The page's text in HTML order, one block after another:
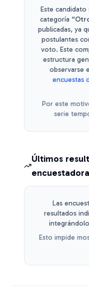
Este
categoría
publicadas, ya
postulantes
voto. Este
estructura
observarse
encuestas
Por este
serie
Últimos
Las
resultados
Esto impide